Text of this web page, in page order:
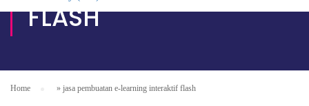
FLASH
Home » jasa pembuatan e-learning interaktif flash